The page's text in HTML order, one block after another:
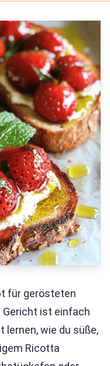
für gerösteten
Gericht ist einfach
lernen, wie du süße,
Ricotta